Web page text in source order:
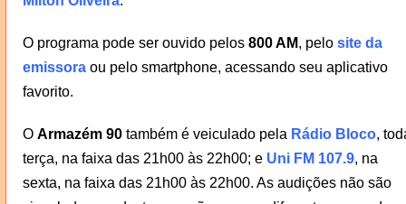
O programa pode ser ouvido pelos 800 AM, pelo site da
emissoraou pelo smartphone, acessando seu aplicativo
favorito.
O Armazém 90também é veiculado pela Rádio Bloco,
terça, na faixa das 21h00 às 22h00; e Uni FM 107.9, na
sexta, na faixa das 21h00 às 22h00. As audições não são